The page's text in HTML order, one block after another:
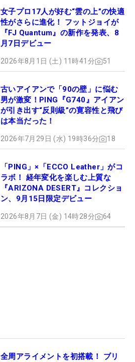
女子プロ17人が好む“雲の上”の快適
性がさらに進化！ フットジョイが
『FJ Quantum』の新作を発表、8
月7日デビュー
2026年8月1日 (土) 11時41分 51
古いアイアンで「90の壁」に悩む
男が激変！PING『G740』アイアン
が引き出す“反則級”の寛容性と飛び
は本当だった！
2026年7月29日 (水) 19時36分 18
「PING」×「ECCO Leather」がコ
ラボ！ 経年変化を楽しむ上質な
『ARIZONA DESERT』コレクショ
ン、9月15日限定デビュー
2026年8月7日 (金) 14時28分 64
全周アライメントを初搭載！ ブリ